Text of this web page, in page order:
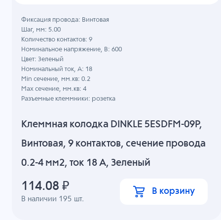
Клеммная колодка DINKLE 5ESDFM-09P,
Винтовая, 9 контактов, сечение провода
0.2-4 мм2, ток 18 A, Зеленый
В наличии 195 шт.
Фиксация провода: Винтовая
Шаг, мм: 5.00
Количество контактов: 9
Номинальное напряжение, B: 600
Цвет: Зеленый
Номинальный ток, А: 18
Min сечение, мм.кв: 0.2
Max сечение, мм.кв: 4
Разъемные клеммники: розетка
114.08 ₽ В корзину